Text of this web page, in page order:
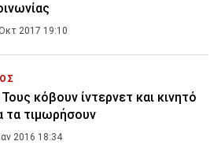
2017 19:10
κόβουν ίντερνετ και κινητό
τα τιμωρήσουν
2016 18:34